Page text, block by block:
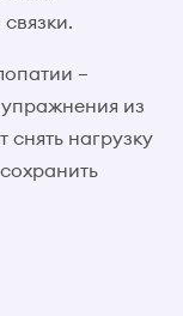
–
из
снять нагрузку